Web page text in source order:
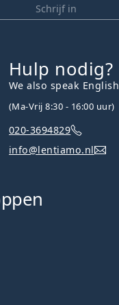
Schrijf in
Hulp nodig?
We also speak English
(Ma-Vrij 8:30 - 16:00 uur)
020-3694829
info@lentiamo.nl